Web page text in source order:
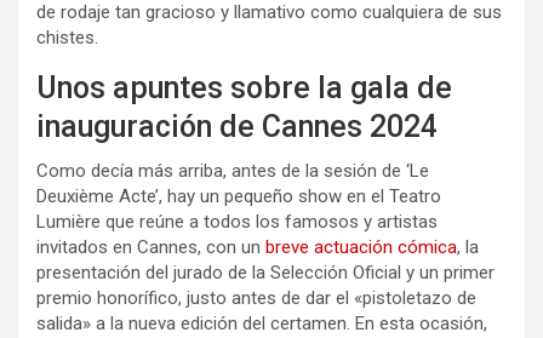
de rodaje tan gracioso y llamativo como cualquiera de sus
chistes.
Unos apuntes sobre la gala de
inauguración de Cannes 2024
Como decía más arriba, antes de la sesión de ‘Le
Deuxième Acte’, hay un pequeño show en el Teatro
Lumière que reúne a todos los famosos y artistas
invitados en Cannes, con un breve actuación cómica, la
presentación del jurado de la Selección Oficial y un primer
premio honorífico, justo antes de dar el «pistoletazo de
salida» a la nueva edición del certamen. En esta ocasión,